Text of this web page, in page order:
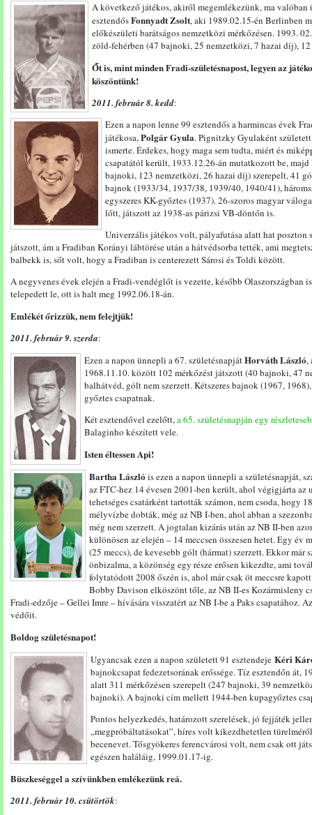
A következő játékos, akiről megemlékezünk, ma valóban
esztendősFonnyadt Zsolt, aki 1989.02.15-én Berlinben
előkészületi barátságos nemzetközi mérkőzésen. 1993.
zöld-fehérben (47 bajnoki, 25 nemzetközi, 7 hazai díj),
Őt is, mint minden Fradi-születésnapost, legyen az
köszöntünk!
2011. február 8. kedd:
Ezen a napon lenne 99 esztendős a harmincas évek
játékosa,Polgár Gyula. Pignitzky Gyulaként
ismerte. Érdekes, hogy maga sem tudta, miért és
csapatától került, 1933.12.26-án mutatkozott be,
bajnoki, 123 nemzetközi, 26 hazai díj) szerepelt, 41
bajnok (1933/34, 1937/38, 1939/40, 1940/41),
egyszeres KK-győztes (1937). 26-szoros magyar
lőtt, játszott az 1938-as párizsi VB-döntőn is.
Univerzális játékos volt, pályafutása alatt hat poszton
játszott, ám a Fradiban Korányi lábtörése után a hátvédsorba tették, ami
balbekk is, sőt volt, hogy a Fradiban is centerezett Sárosi és Toldi között.
A negyvenes évek elején a Fradi-vendéglőt is vezette, később Olaszországban
telepedett le, ott is halt meg 1992.06.18-án.
Emlékét őrizzük, nem felejtjük!
2011. február 9. szerda:
Ezen a napon ünnepli a 67. születésnapjátHorváth László,
1968.11.10. között 102 mérkőzést játszott (40 bajnoki, 47
balhátvéd, gólt nem szerzett. Kétszeres bajnok (1967,
győztes csapatnak.
Két esztendővel ezelőtt,a 65. születésnapján egy
Balaginho készített vele.
Isten éltessen Api!
Bartha László is ezen a napon ünnepli a születésnapját,
az FTC-hez 14 évesen 2001-ben került, ahol végigjárta az
tehetséges csatárként tartották számon, nem csoda, hogy
mélyvízbe dobták, még az NB I-ben, ahol abban a
még nem szerzett. A jogtalan kizárás után az NB II-ben
különösen az elején – 14 meccsen összesen hetet. Egy
(25 meccs), de kevesebb gólt (hármat) szerzett. Ekkor
önbizalma, a közönség egy része erősen kikezdte, ami
folytatódott 2008 őszén is, ahol már csak öt meccsre
Bobby Davison elköszönt tőle, az NB II-es Kozármisleny
Fradi-edzője – Gellei Imre – hívására visszatért az NB I-be a Paks csapatához.
védőit.
Boldog születésnapot!
Ugyancsak ezen a napon született 91 esztendeje Kéri
bajnokcsapat fedezetsorának erőssége. Tíz esztendőn át,
alatt 311 mérkőzésen szerepelt (247 bajnoki, 39
bajnoki). A bajnoki cím mellett 1944-ben kupagyőztes
Pontos helyezkedés, határozott szerelések, jó fejjáték
„megpróbáltatásokat”, híres volt kikezdhetetlen
becenevet. Tősgyökeres ferencvárosi volt, nem csak ott
egészen haláláig, 1999.01.17-ig.
Büszkeséggel a szívünkben emlékezünk reá.
2011. február 10. csütörtök: